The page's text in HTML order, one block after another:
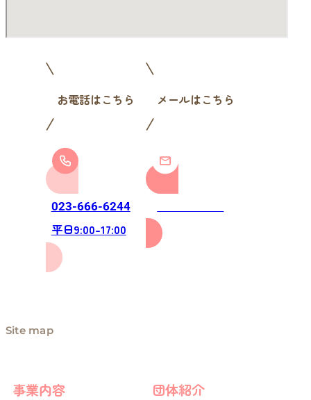
お電話はこちら
023-666-6244
平日9:00-17:00
メールはこちら
Site map
事業内容 団体紹介